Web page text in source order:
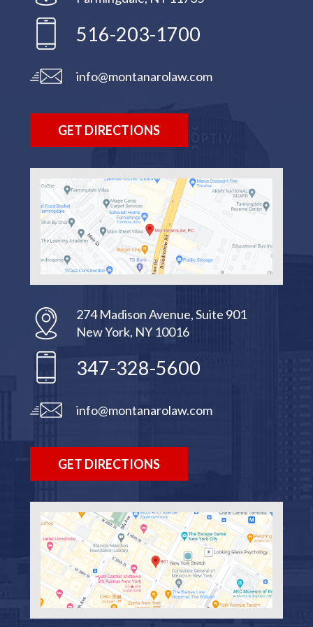
516-203-1700
info@montanarolaw.com
GET DIRECTIONS
274 Madison Avenue, Suite 901
New York, NY 10016
347-328-5600
info@montanarolaw.com
GET DIRECTIONS